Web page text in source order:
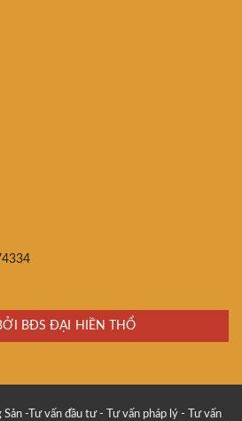
BỞI BĐS ĐẠI HIỀN THỔ
-Tư vấn đầu tư - Tư vấn pháp lý - Tư vấn